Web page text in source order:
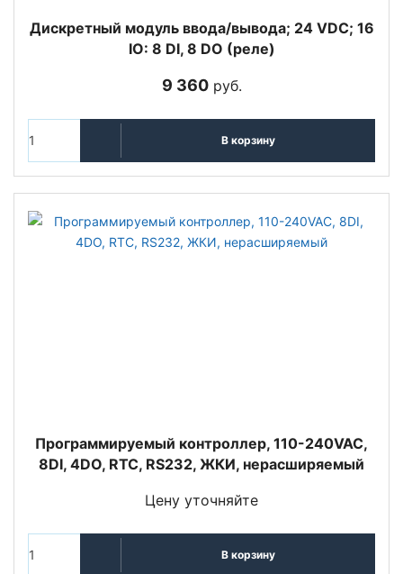
Дискретный модуль ввода/вывода; 24 VDC; 16
IO: 8 DI, 8 DO (реле)
9 360руб.
В корзину
Программируемый контроллер, 110-240VAC,
8DI, 4DO, RTC, RS232, ЖКИ, нерасширяемый
Цену уточняйте
В корзину